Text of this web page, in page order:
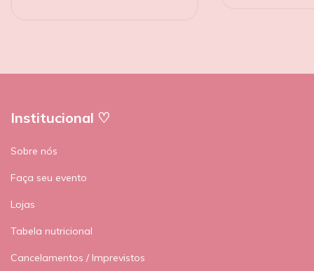
Institucional ♡
Sobre nós
Faça seu evento
Lojas
Tabela nutricional
Cancelamentos / Imprevistos